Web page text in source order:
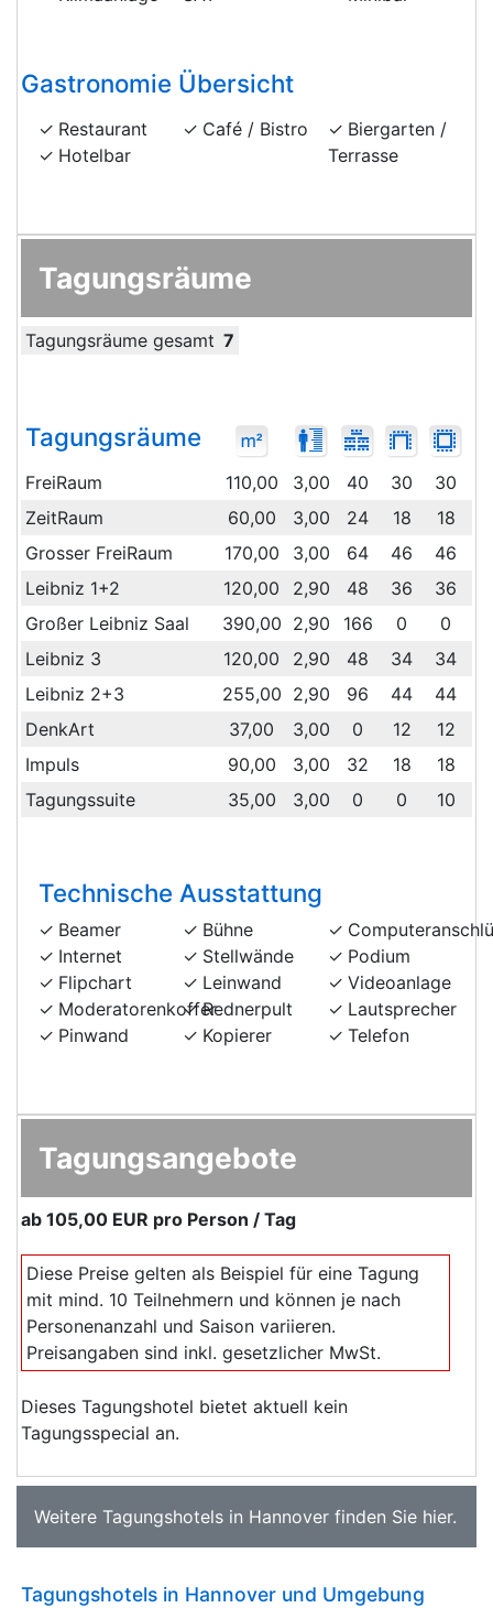
Gastronomie Übersicht
Restaurant
Hotelbar
Café / Bistro
Biergarten /
Terrasse
Tagungsräume
Tagungsräume gesamt 7
Tagungsräume
FreiRaum 110,00 3,00 40 30 30
ZeitRaum
60,00 3,00 24 18 18
Grosser FreiRaum
170,00 3,00 64 46 46
Leibniz 1+2
120,00 2,90 48 36 36
Großer Leibniz Saal
390,00 2,90 166 0 0
Leibniz 3
120,00 2,90 48 34 34
Leibniz 2+3
255,00 2,90 96 44 44
DenkArt
37,00 3,00 0 12 12
Impuls
90,00 3,00 32 18 18
Tagungssuite
35,00 3,00 0 0 10
Technische Ausstattung
Beamer
Internet
Flipchart
Moderatorenkoffer
Pinwand
Bühne
Stellwände
Leinwand
Rednerpult
Kopierer
Podium
Videoanlage
Lautsprecher
Telefon
Tagungsangebote
ab 105,00 EUR pro Person / Tag
Diese Preise gelten als Beispiel für eine Tagung
mit mind. 10 Teilnehmern und können je nach
Personenanzahl und Saison variieren.
Preisangaben sind inkl. gesetzlicher MwSt.
Dieses Tagungshotel bietet aktuell kein
Tagungsspecial an.
Weitere Tagungshotels in Hannover finden Sie hier.
Tagungshotels in Hannover und Umgebung